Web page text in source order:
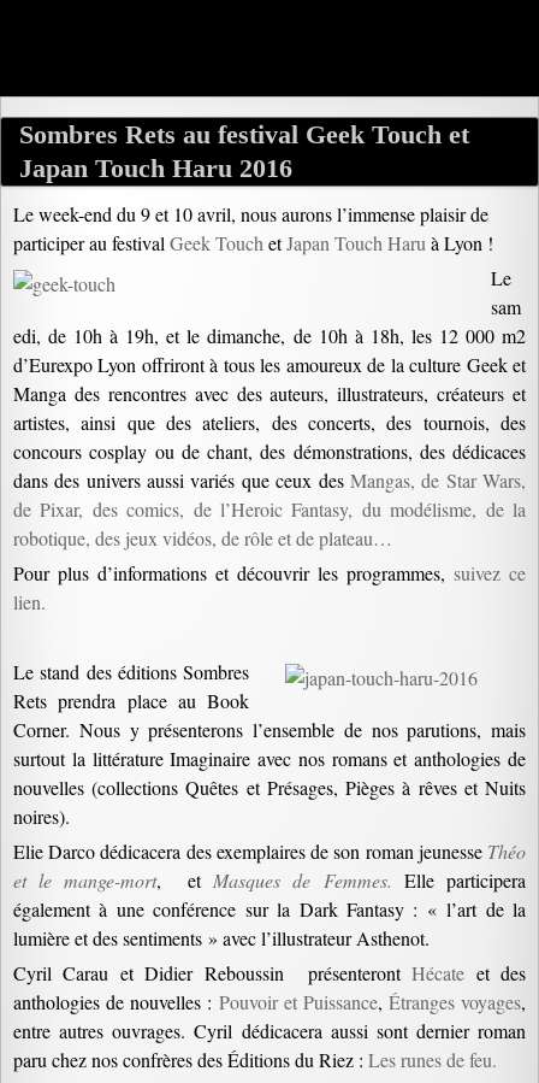
Sombres Rets au festival Geek Touch et
Japan Touch Haru 2016
Le week-end du 9 et 10 avril, nous aurons l’immense plaisir de
participer au festival Geek Touch etJapan Touch Haru à Lyon !
Le
sam
edi, de 10h à 19h, et le dimanche, de 10h à 18h, les 12 000 m2
d’Eurexpo Lyon offriront à tous les amoureux de la culture Geek et
Manga des rencontres avec des auteurs, illustrateurs, créateurs et
artistes, ainsi que des ateliers, des concerts, des tournois, des
concours cosplay ou de chant, des démonstrations, des dédicaces
dans des univers aussi variés que ceux des Mangas, de Star Wars,
de Pixar, des comics, de l’Heroic Fantasy, du modélisme, de la
robotique, des jeux vidéos, de rôle et de plateau…
Pour plus d’informations et découvrir les programmes, suivez ce
lien.
Le stand des éditions Sombres
Rets prendra place au Book
Corner. Nous y présenterons l’ensemble de nos parutions, mais
surtout la littérature Imaginaire avec nos romans et anthologies de
nouvelles (collections Quêtes et Présages, Pièges à rêves et Nuits
noires).
Elie Darco dédicacera des exemplaires de son roman jeunesse Théo
et le mange-mort, et Masques de Femmes. Elle participera
également à une conférence sur la Dark Fantasy : « l’art de la
lumière et des sentiments » avec l’illustrateur Asthenot.
Cyril Carau et Didier Reboussin présenterontHécate et des
anthologies de nouvelles : Pouvoir et Puissance, Étranges voyages,
entre autres ouvrages. Cyril dédicacera aussi sont dernier roman
paru chez nos confrères des Éditions du Riez : Les runes de feu.